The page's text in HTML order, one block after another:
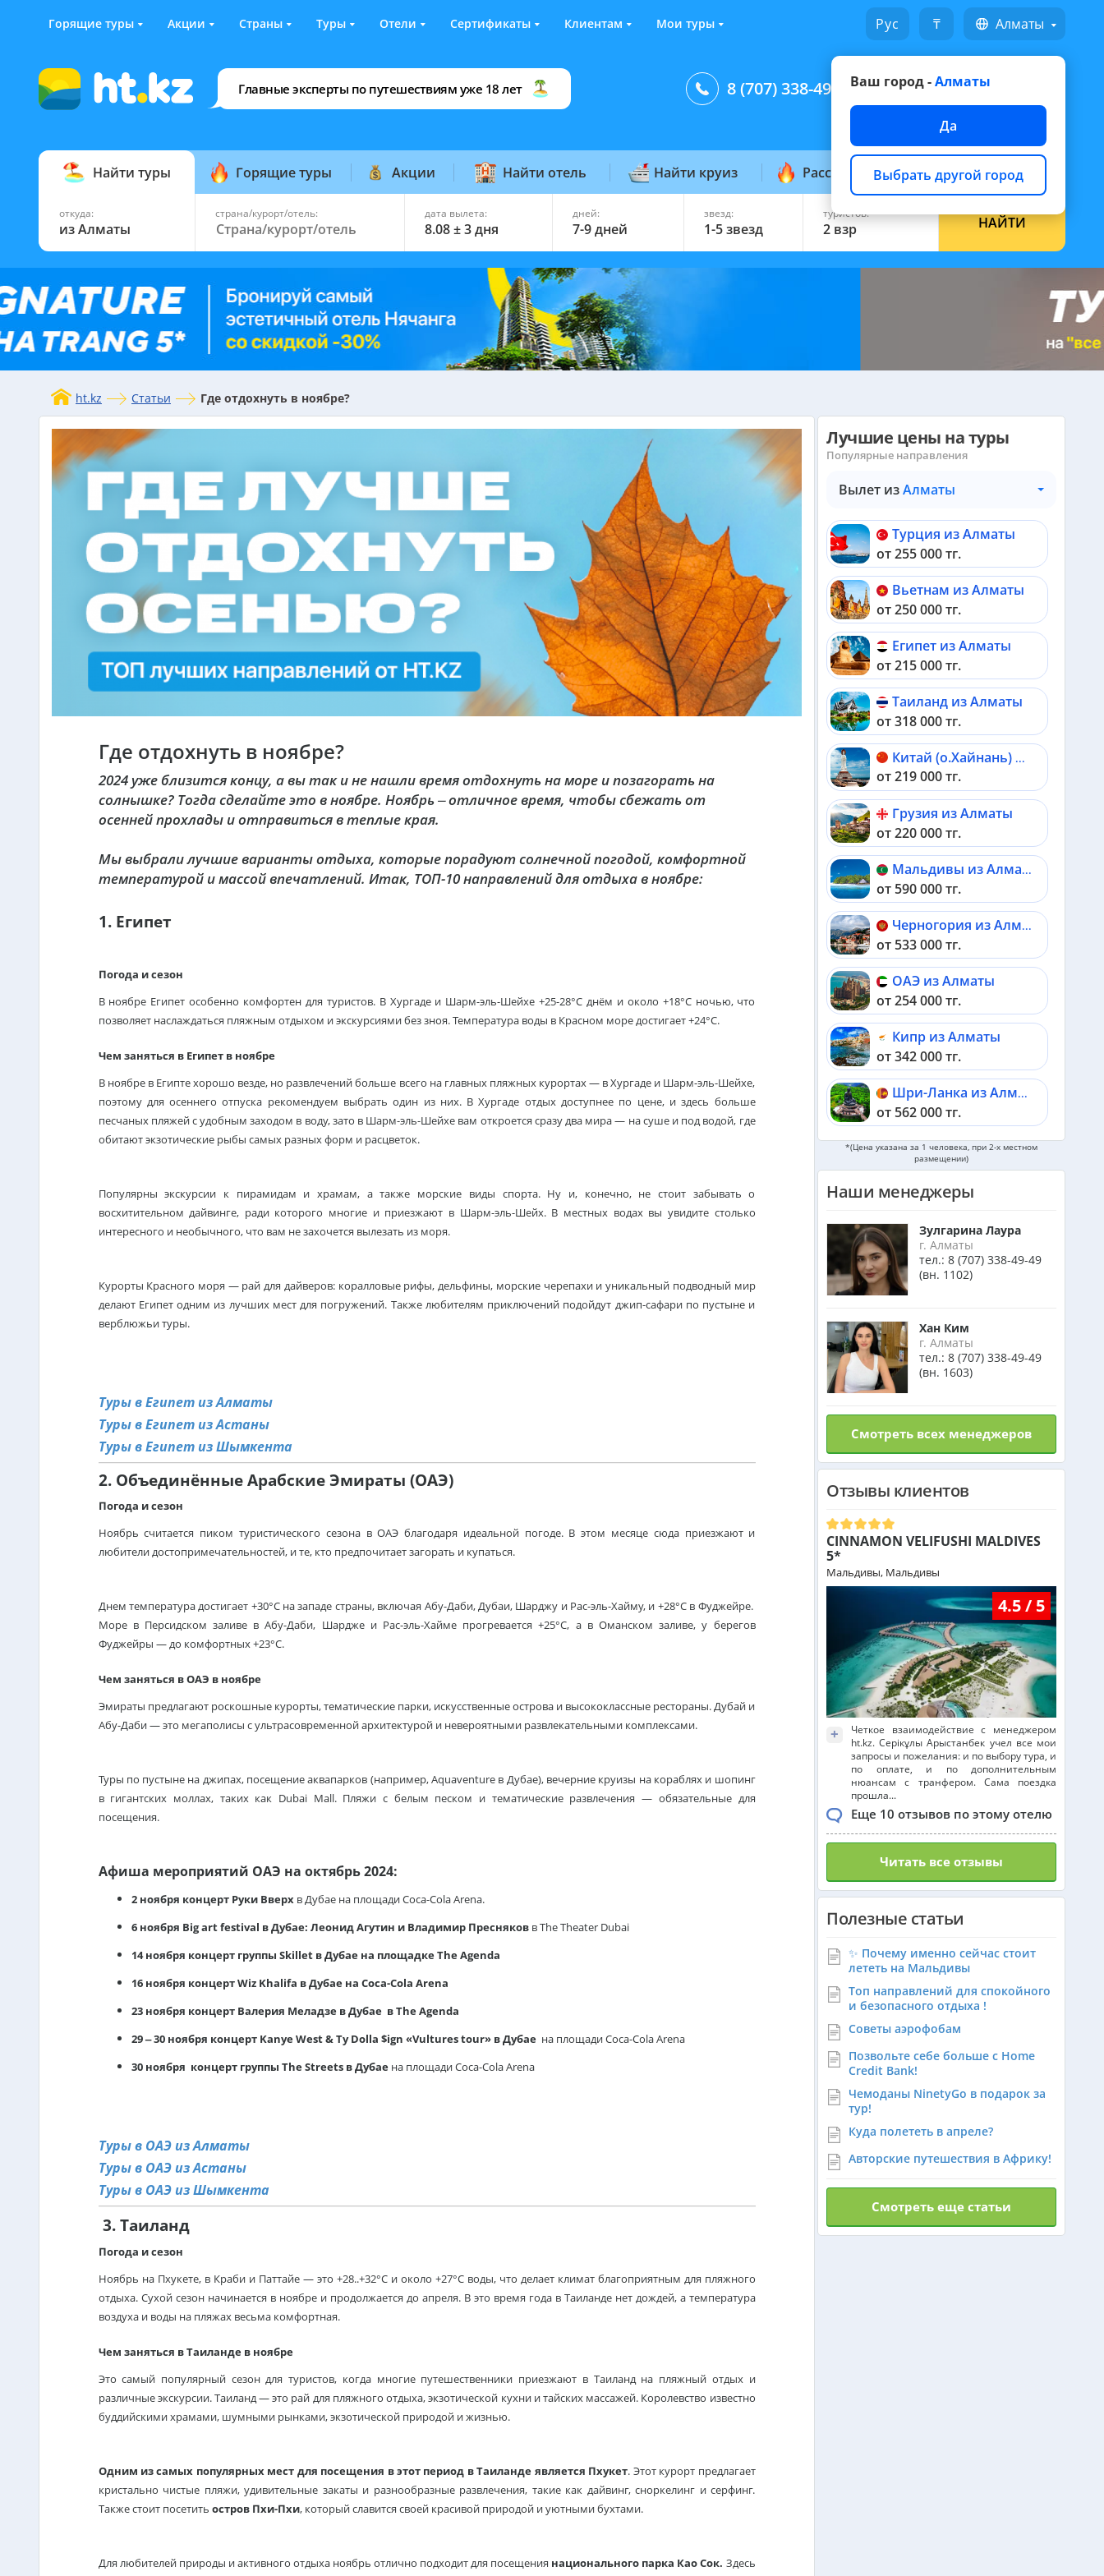
Горящие туры Акции Страны Туры Отели Сертификаты Клиентам Мои туры Русский ₸ Алматы
Ваш город -Алматы
Да
Выбрать другой город
Главные эксперты по путешествиям уже 18 лет 8 (707) 338-49-49 Написать на WhatsApp
Найти туры Горящие туры Акции Найти отель Найти круиз Рассылка горящих
откуда:
из Алматы
страна/курорт/отель: дата вылета:
8.08 ± 3 дня
дней:
7-9 дней
звезд:
1-5 звезд
туристов:
2 взр НАЙТИ
ht.kz Статьи Где отдохнуть в ноябре?
Где отдохнуть в ноябре?
2024 уже близится концу, а вы так и не нашли время отдохнуть на море и позагорать на
солнышке? Тогда сделайте это в ноябре. Ноябрь – отличное время, чтобы сбежать от
осенней прохлады и отправиться в теплые края.
Мы выбрали лучшие варианты отдыха, которые порадуют солнечной погодой, комфортной
температурой и массой впечатлений. Итак, ТОП-10 направлений для отдыха в ноябре:
1. Египет
Погода и сезон
В ноябре Египет особенно комфортен для туристов. В Хургаде и Шарм-эль-Шейхе +25-28°C днём и около +18°C ночью, что
позволяет наслаждаться пляжным отдыхом и экскурсиями без зноя. Температура воды в Красном море достигает +24°C.
Чем заняться в Египет в ноябре
В ноябре в Египте хорошо везде, но развлечений больше всего на главных пляжных курортах — в Хургаде и Шарм-эль-Шейхе,
поэтому для осеннего отпуска рекомендуем выбрать один из них. В Хургаде отдых доступнее по цене, и здесь больше
песчаных пляжей с удобным заходом в воду, зато в Шарм-эль-Шейхе вам откроется сразу два мира — на суше и под водой, где
обитают экзотические рыбы самых разных форм и расцветок.
Популярны экскурсии к пирамидам и храмам, а также морские виды спорта. Ну и, конечно, не стоит забывать о
восхитительном дайвинге, ради которого многие и приезжают в Шарм-эль-Шейх. В местных водах вы увидите столько
интересного и необычного, что вам не захочется вылезать из моря.
Курорты Красного моря — рай для дайверов: коралловые рифы, дельфины, морские черепахи и уникальный подводный мир
делают Египет одним из лучших мест для погружений. Также любителям приключений подойдут джип-сафари по пустыне и
верблюжьи туры.
Туры в Египет из Алматы
Туры в Египет из Астаны
Туры в Египет из Шымкента
2. Объединённые Арабские Эмираты (ОАЭ)
Погода и сезон
Ноябрь считается пиком туристического сезона в ОАЭ благодаря идеальной погоде. В этом месяце сюда приезжают и
любители достопримечательностей, и те, кто предпочитает загорать и купаться.
Днем температура достигает +30°C на западе страны, включая Абу-Даби, Дубаи, Шарджу и Рас-эль-Хайму, и +28°C в Фуджейре.
Море в Персидском заливе в Абу-Даби, Шардже и Рас-эль-Хайме прогревается +25°C, а в Оманском заливе, у берегов
Фуджейры — до комфортных +23°C.
Чем заняться в ОАЭ в ноябре
Эмираты предлагают роскошные курорты, тематические парки, искусственные острова и высококлассные рестораны. Дубай и
Абу-Даби — это мегаполисы с ультрасовременной архитектурой и невероятными развлекательными комплексами.
Туры по пустыне на джипах, посещение аквапарков (например, Aquaventure в Дубае), вечерние круизы на кораблях и шопинг
в гигантских моллах, таких как Dubai Mall. Пляжи с белым песком и тематические развлечения — обязательные для
посещения.
Афиша мероприятий ОАЭ на октябрь 2024:
2 ноября концерт Руки Вверхв Дубае на площади Coca-Cola Arena.
6 ноября Big art festival в Дубае: Леонид Агутин и Владимир Пресняковв The Theater Dubai
14 ноября концерт группы Skillet в Дубае на площадке The Agenda
16 ноября концерт Wiz Khalifa в Дубае на Coca-Cola Arena
23 ноября концерт Валерия Меладзе в Дубае в The Agenda
29 – 30 ноября концерт Kanye West & Ty Dolla $ign «Vultures tour» в Дубае на площади Coca-Cola Arena
30 ноября концерт группы The Streets в Дубае на площади Coca-Cola Arena
Туры в ОАЭ из Алматы
Туры в ОАЭ из Астаны
Туры в ОАЭ из Шымкента
3. Таиланд
Погода и сезон
Ноябрь на Пхукете, в Краби и Паттайе — это +28..+32°C и около +27°C воды, что делает климат благоприятным для пляжного
отдыха. Сухой сезонначинается в ноябре и продолжается до апреля. В это время года в Таиланде нет дождей, а температура
воздуха и воды на пляжах весьма комфортная.
Чем заняться в Таиланде в ноябре
Это самый популярный сезон для туристов, когда многие путешественники приезжают в Таиланд на пляжный отдых и
различные экскурсии. Таиланд — это рай для пляжного отдыха, экзотической кухни и тайских массажей. Королевство известно
буддийскими храмами, шумными рынками, экзотической природой и жизнью.
Одним из самых популярных мест для посещения в этот период в Таиланде является Пхукет. Этот курорт предлагает
кристально чистые пляжи, удивительные закаты и разнообразные развлечения, такие как дайвинг, сноркелинг и серфинг.
Также стоит посетить остров Пхи-Пхи, который славится своей красивой природой и уютными бухтами.
Для любителей природы и активного отдыха ноябрь отлично подходит для посещения национального парка Као Сок. Здесь
Лучшие цены на туры
Популярные направления
Вылет изАлматы
Турция из Алматы
от 255 000 тг.
Вьетнам из Алматы
от 250 000 тг.
Египет из Алматы
от 215 000 тг.
Таиланд из Алматы
от 318 000 тг.
Китай (о.Хайнань) из Алматы
от 219 000 тг.
Грузия из Алматы
от 220 000 тг.
Мальдивы из Алматы
от 590 000 тг.
Черногория из Алматы
от 533 000 тг.
ОАЭ из Алматы
от 254 000 тг.
Кипр из Алматы
от 342 000 тг.
Шри-Ланка из Алматы
от 562 000 тг.
Катар из Алматы
от 377 000 тг.
от 742 000 тг.
Малайзия из Алматы
от 385 000 тг.
Италия из Алматы
Чехия из Алматы
Греция из Алматы
Сейшелы из Алматы
Доминикана из Алматы
Франция из Алматы
Болгария из Алматы
Финляндия из Алматы
Сингапур из Алматы
Танзания из Алматы
Израиль из Алматы
Оман из Алматы
*(Цена указана за 1 человека, при 2-х местном
размещении)
Наши менеджеры
Зулгарина Лаура
г. Алматы
тел.: 8 (707) 338-49-49
(вн. 1102)
Хан Ким
г. Алматы
тел.: 8 (707) 338-49-49
(вн. 1603)
Смотреть всех менеджеров
Отзывы клиентов
CINNAMON VELIFUSHI MALDIVES
5*
Мальдивы, Мальдивы
4.5 / 5
+
Четкое взаимодействие с менеджером
ht.kz. Серікұлы Арыстанбек учел все мои
запросы и пожелания: и по выбору тура, и
по оплате, и по дополнительным
нюансам с транфером. Сама поездка
прошла...
Еще 10 отзывов по этому отелю
Читать все отзывы
Полезные статьи
✨ Почему именно сейчас стоит
лететь на Мальдивы
Топ направлений для спокойного
и безопасного отдыха !
Советы аэрофобам
Позвольте себе больше с Home
Credit Bank!
Чемоданы NinetyGo в подарок за
тур!
Куда полететь в апреле?
Авторские путешествия в Африку!
Смотреть еще статьи